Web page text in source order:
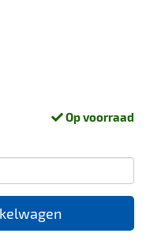
Op voorraad